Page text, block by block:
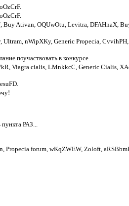
Ativan, OQUwOtu, Levitra, DFAHnaX,
nWipXKy, Generic Propecia,
поучаствовать в конкурсе.
Viagra cialis, LMnkkcC, Generic Cialis,
пункта РАЗ...
Propecia forum, wKqZWEW, Zoloft,